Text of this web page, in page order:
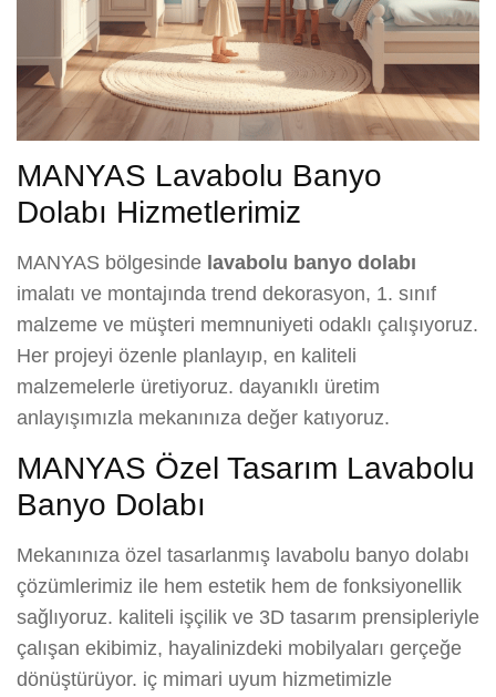
MANYAS Lavabolu Banyo
Dolabı Hizmetlerimiz
MANYAS bölgesinde lavabolu banyo dolabı
imalatı ve montajında trend dekorasyon, 1. sınıf
malzeme ve müşteri memnuniyeti odaklı çalışıyoruz.
Her projeyi özenle planlayıp, en kaliteli
malzemelerle üretiyoruz. dayanıklı üretim
anlayışımızla mekanınıza değer katıyoruz.
MANYAS Özel Tasarım Lavabolu
Banyo Dolabı
Mekanınıza özel tasarlanmış lavabolu banyo dolabı
çözümlerimiz ile hem estetik hem de fonksiyonellik
sağlıyoruz. kaliteli işçilik ve 3D tasarım prensipleriyle
çalışan ekibimiz, hayalinizdeki mobilyaları gerçeğe
dönüştürüyor. iç mimari uyum hizmetimizle